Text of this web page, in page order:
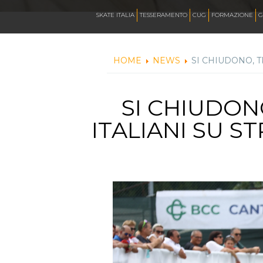
SKATE ITALIA TESSERAMENTO CUG FORMAZIONE
HOME NEWS SI CHIUDONO,
SI
ITALIANI SU
CALENDARIO
ARTISTICO
DOWNHILL
ROLLER DERBY